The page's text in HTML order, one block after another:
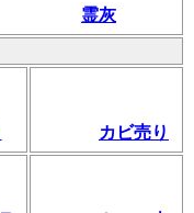
霊灰
カビ売り